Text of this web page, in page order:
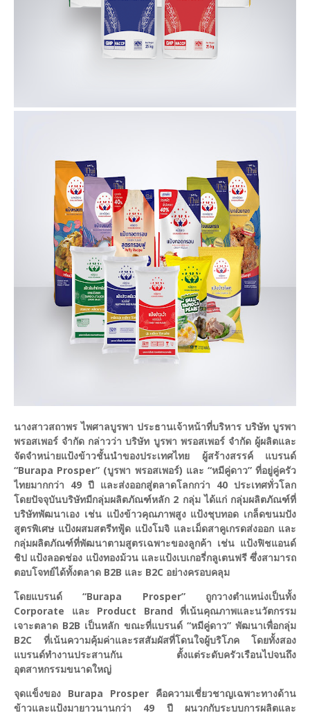
นางสาวสถาพร ไพศาลบูรพา ประธานเจ้าหน้าที่บริหาร บริษัท บูรพา
พรอสเพอร์ จำกัด กล่าวว่า บริษัท บูรพา พรอสเพอร์ จำกัด ผู้ผลิตและ
จัดจำหน่ายแป้งข้าวชั้นนำของประเทศไทย ผู้สร้างสรรค์ แบรนด์
“Burapa Prosper” (บูรพา พรอสเพอร์) และ “หมีคู่ดาว” ที่อยู่คู่ครัว
ไทยมากกว่า 49 ปี และส่งออกสู่ตลาดโลกกว่า 40 ประเทศทั่วโลก
โดยปัจจุบันบริษัทมีกลุ่มผลิตภัณฑ์หลัก 2 กลุ่ม ได้แก่ กลุ่มผลิตภัณฑ์ที่
บริษัทพัฒนาเอง เช่น แป้งข้าวคุณภาพสูง แป้งชุบทอด เกล็ดขนมปัง
สูตรพิเศษ แป้งผสมสตรีทฟู้ด แป้งโมจิ และเม็ดสาคูเกรดส่งออก และ
กลุ่มผลิตภัณฑ์ที่พัฒนาตามสูตรเฉพาะของลูกค้า เช่น แป้งฟิชแอนด์
ชิป แป้งลอดช่อง แป้งทองม้วน และแป้งเบเกอรี่กลูเตนฟรี ซึ่งสามารถ
ตอบโจทย์ได้ทั้งตลาด B2B และ B2C อย่างครอบคลุม
โดยแบรนด์ “Burapa Prosper” ถูกวางตำแหน่งเป็นทั้ง
Corporate และ Product Brand ที่เน้นคุณภาพและนวัตกรรม
เจาะตลาด B2B เป็นหลัก ขณะที่แบรนด์ “หมีคู่ดาว” พัฒนาเพื่อกลุ่ม
B2C ที่เน้นความคุ้มค่าและรสสัมผัสที่โดนใจผู้บริโภค โดยทั้งสอง
แบรนด์ทำงานประสานกัน ตั้งแต่ระดับครัวเรือนไปจนถึง
อุตสาหกรรมขนาดใหญ่
จุดแข็งของ Burapa Prosper คือความเชี่ยวชาญเฉพาะทางด้าน
ข้าวและแป้งมายาวนานกว่า 49 ปี ผนวกกับระบบการผลิตและ